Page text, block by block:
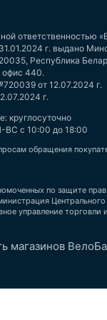
ответственностью
г. выдано
Республика
офис 440.
от 12.07.2024 г.
г.
круглосуточно
ВС с 10:00 до 18:00
обращения
по защите
управление торговли
магазинов